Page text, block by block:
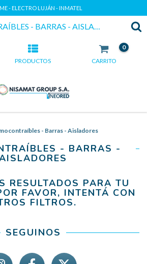
- ELECTRO LUJÁN - INMATEL
TERMOCONTRAÍBLES - BARRAS - AISLADORES
PRODUCTOS CARRITO
0
- Barras - Aisladores
- BARRAS -
RESULTADOS PARA TU
FAVOR, INTENTÁ CON
FILTROS.
SEGUINOS